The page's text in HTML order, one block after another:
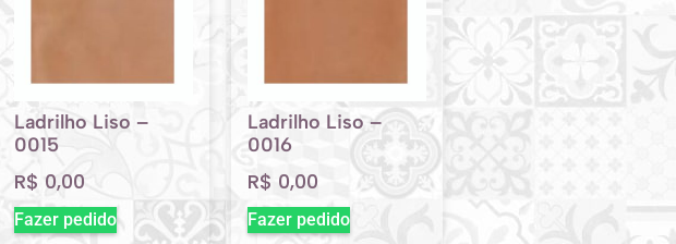
Ladrilho Liso –
0015
R$ 0,00
Fazer pedido
Ladrilho Liso –
0016
R$ 0,00
Fazer pedido